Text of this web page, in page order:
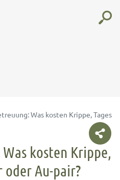
Was kosten Krippe,
kosten Krippe,
Au-pair?